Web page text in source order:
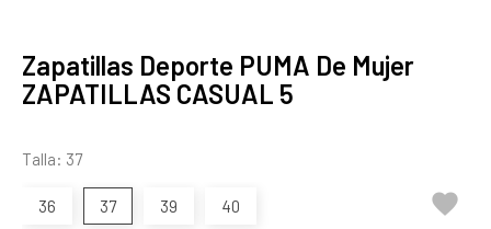
Zapatillas Deporte PUMA De Mujer
ZAPATILLAS CASUAL 5
Talla: 37
36 37 39 40 